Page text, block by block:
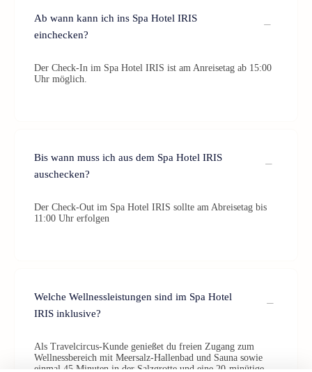
Ab wann kann ich ins Spa Hotel IRIS
einchecken?
Der Check-In im Spa Hotel IRIS ist am Anreisetag ab 15:00
Uhr möglich.
Bis wann muss ich aus dem Spa Hotel IRIS
auschecken?
Der Check-Out im Spa Hotel IRIS sollte am Abreisetag bis
11:00 Uhr erfolgen
Welche Wellnessleistungen sind im Spa Hotel
IRIS inklusive?
Als Travelcircus-Kunde genießet du freien Zugang zum
Wellnessbereich mit Meersalz-Hallenbad und Sauna sowie
einmal 45 Minuten in der Salzgrotte und eine 20-minütige